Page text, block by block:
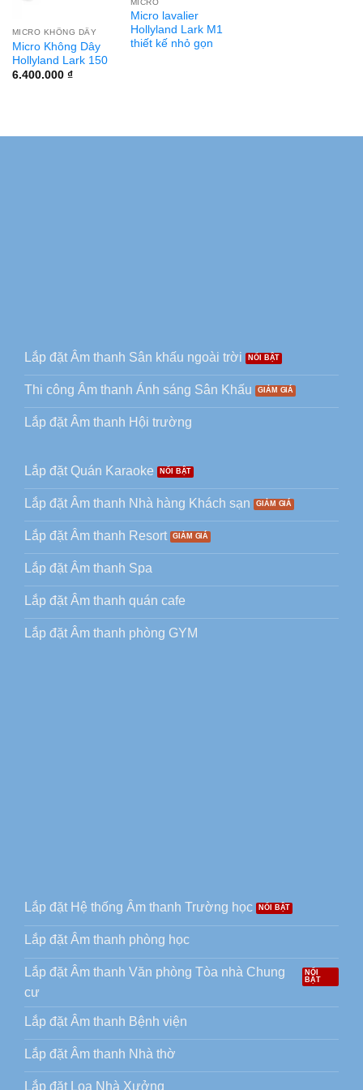
MICRO KHÔNG DÂY
Micro Không Dây
Hollyland Lark 150
6.400.000 ₫
MICRO
Micro lavalier
Hollyland Lark M1
thiết kế nhỏ gọn
Lắp đặt Âm thanh Sân khấu ngoài trời
Thi công Âm thanh Ánh sáng Sân Khấu
Lắp đặt Âm thanh Hội trường
Lắp đặt Quán Karaoke
Lắp đặt Âm thanh Nhà hàng Khách sạn
Lắp đặt Âm thanh Resort
Lắp đặt Âm thanh Spa
Lắp đặt Âm thanh quán cafe
Lắp đặt Âm thanh phòng GYM
Lắp đặt Hệ thống Âm thanh Trường học
Lắp đặt Âm thanh phòng học
Lắp đặt Âm thanh Văn phòng Tòa nhà Chung
cư
Lắp đặt Âm thanh Bệnh viện
Lắp đặt Âm thanh Nhà thờ
Lắp đặt Loa Nhà Xưởng